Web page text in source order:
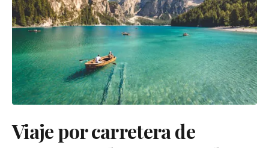
Viaje por carretera de